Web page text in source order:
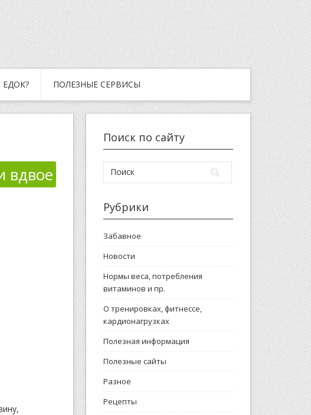
ПОЛЕЗНЫЕ СЕРВИСЫ
вдвое
Поиск по сайту
Рубрики
Забавное
Новости
Нормы веса, потребления
витаминов и пр.
О тренировках, фитнессе,
кардионагрузках
Полезная информация
Полезные сайты
Разное
Рецепты